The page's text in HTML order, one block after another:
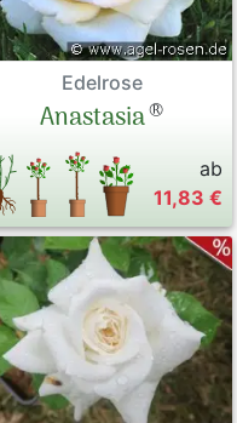
Edelrose
Anastasia®
ab
11,83 €